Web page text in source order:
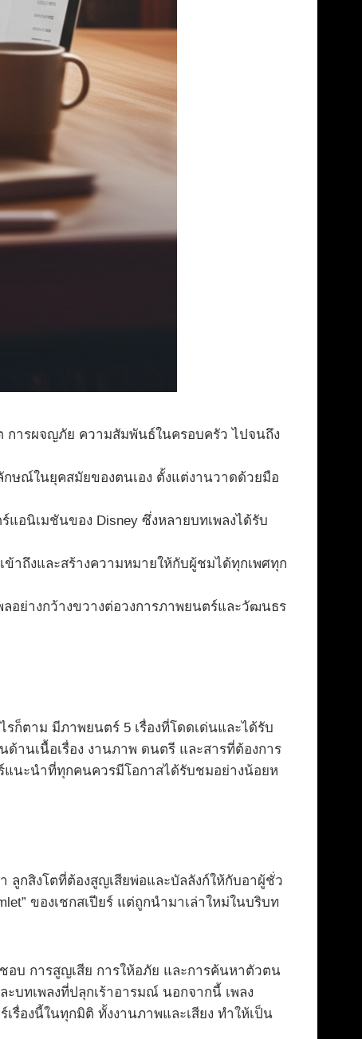
การผจญภัย ความสัมพันธ์ในครอบครัว ไปจนถึง
กษณ์ในยุคสมัยของตนเอง ตั้งแต่งานวาดด้วยมือ
แอนิเมชันของ Disney ซึ่งหลายบทเพลงได้รับ
าถึงและสร้างความหมายให้กับผู้ชมได้ทุกเพศทุก
อย่างกว้างขวางต่อวงการภาพยนตร์และวัฒนธร
ก็ตาม มีภาพยนตร์ 5 เรื่องที่โดดเด่นและได้รับ
านเนื้อเรื่อง งานภาพ ดนตรี และสารที่ต้องการ
นะนำที่ทุกคนควรมีโอกาสได้รับชมอย่างน้อยห
ลูกสิงโตที่ต้องสูญเสียพ่อและบัลลังก์ให้กับอาผู้ชั่ว
ของเชกสเปียร์ แต่ถูกนำมาเล่าใหม่ในบริบท
อบ การสูญเสีย การให้อภัย และการค้นหาตัวตน
บทเพลงที่ปลุกเร้าอารมณ์ นอกจากนี้ เพลง
รื่องนี้ในทุกมิติ ทั้งงานภาพและเสียง ทำให้เป็น